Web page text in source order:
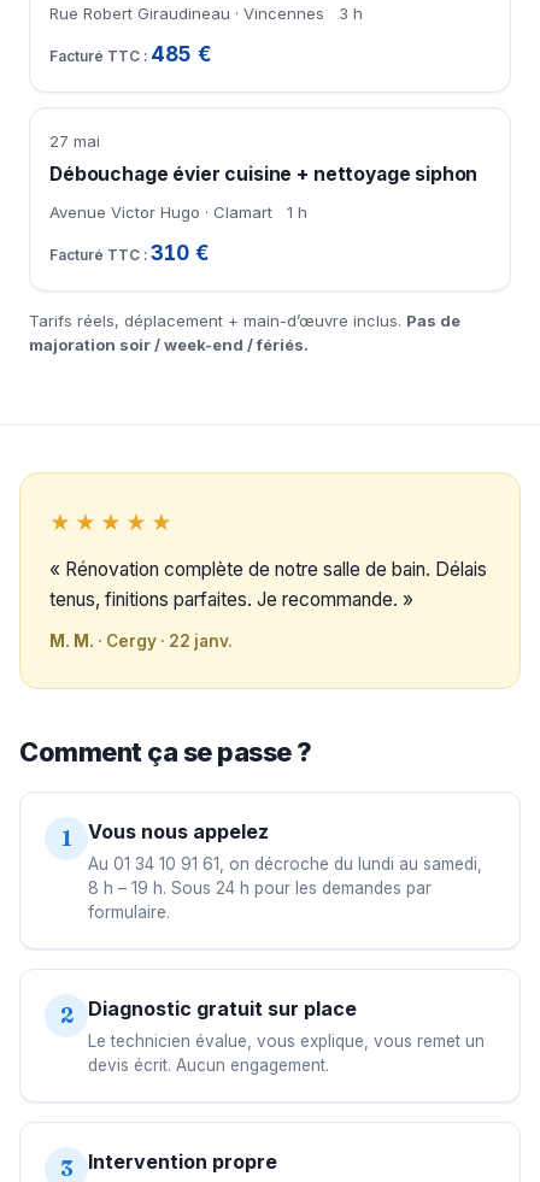
Rue Robert Giraudineau · Vincennes 3 h
485 €
27 mai
Débouchage évier cuisine + nettoyage siphon
Avenue Victor Hugo · Clamart 1 h
310 €
Tarifs réels, déplacement + main-d’œuvre inclus. Pas de
majoration soir / week-end / fériés.
★★★★★
« Rénovation complète de notre salle de bain. Délais
tenus, finitions parfaites. Je recommande. »
M. M. · Cergy · 22 janv.
Comment ça se passe ?
1 Vous nous appelez
Au 01 34 10 91 61, on décroche du lundi au samedi,
8 h – 19 h. Sous 24 h pour les demandes par
formulaire.
2 Diagnostic gratuit sur place
Le technicien évalue, vous explique, vous remet un
devis écrit. Aucun engagement.
3 Intervention propre